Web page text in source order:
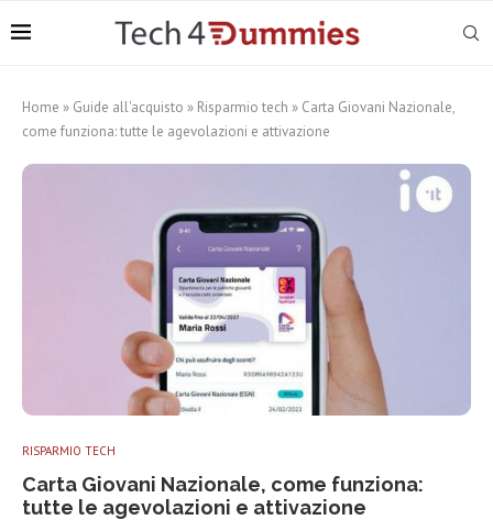
Home » Guide all'acquisto » Risparmio tech » Carta Giovani Nazionale,
come funziona: tutte le agevolazioni e attivazione
RISPARMIO TECH
Carta Giovani Nazionale, come funziona:
tutte le agevolazioni e attivazione